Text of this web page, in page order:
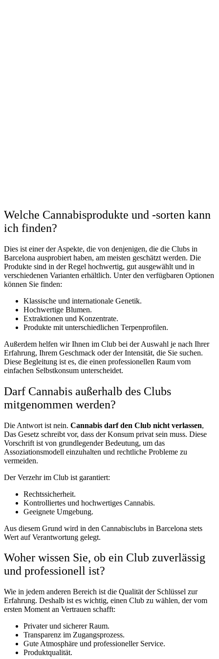
Welche Cannabisprodukte und -sorten kann
ich finden?
Dies ist einer der Aspekte, die von denjenigen, die die Clubs in
Barcelona ausprobiert haben, am meisten geschätzt werden. Die
Produkte sind in der Regel hochwertig, gut ausgewählt und in
verschiedenen Varianten erhältlich. Unter den verfügbaren Optionen
können Sie finden:
Klassische und internationale Genetik.
Hochwertige Blumen.
Extraktionen und Konzentrate.
Produkte mit unterschiedlichen Terpenprofilen.
Außerdem helfen wir Ihnen im Club bei der Auswahl je nach Ihrer
Erfahrung, Ihrem Geschmack oder der Intensität, die Sie suchen.
Diese Begleitung ist es, die einen professionellen Raum vom
einfachen Selbstkonsum unterscheidet.
Darf Cannabis außerhalb des Clubs
mitgenommen werden?
Die Antwort ist nein. Cannabis darf den Club nicht verlassen,
Das Gesetz schreibt vor, dass der Konsum privat sein muss. Diese
Vorschrift ist von grundlegender Bedeutung, um das
Assoziationsmodell einzuhalten und rechtliche Probleme zu
vermeiden.
Der Verzehr im Club ist garantiert:
Rechtssicherheit.
Kontrolliertes und hochwertiges Cannabis.
Geeignete Umgebung.
Aus diesem Grund wird in den Cannabisclubs in Barcelona stets
Wert auf Verantwortung gelegt.
Woher wissen Sie, ob ein Club zuverlässig
und professionell ist?
Wie in jedem anderen Bereich ist die Qualität der Schlüssel zur
Erfahrung. Deshalb ist es wichtig, einen Club zu wählen, der vom
ersten Moment an Vertrauen schafft:
Privater und sicherer Raum.
Transparenz im Zugangsprozess.
Gute Atmosphäre und professioneller Service.
Produktqualität.